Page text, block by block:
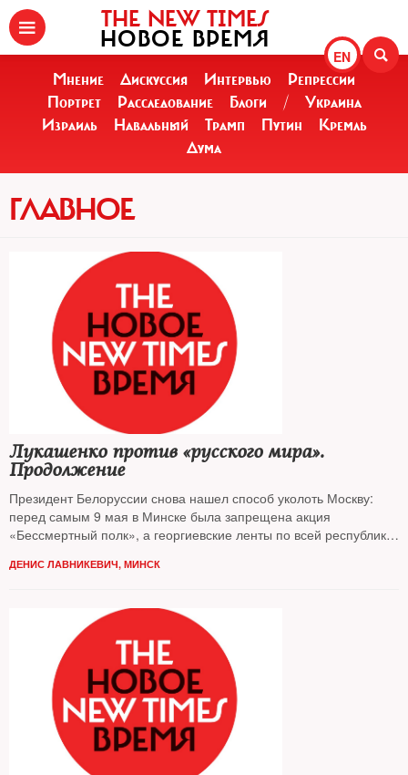
EN
THE NEW TIMES
НОВОЕ ВРЕМЯ
Мнение Дискуссия Интервью
Репрессии
Портрет
Расследование Блоги /
Украина
Израиль
Навальный Трамп Путин
Кремль
Дума
ГЛАВНОЕ
Лукашенко против «русского мира».
Продолжение
Президент Белоруссии снова нашел способ уколоть Москву:
перед самым 9 мая в Минске была запрещена акция
«Бессмертный полк», а георгиевские ленты по всей республике
ДЕНИС ЛАВНИКЕВИЧ, МИНСК